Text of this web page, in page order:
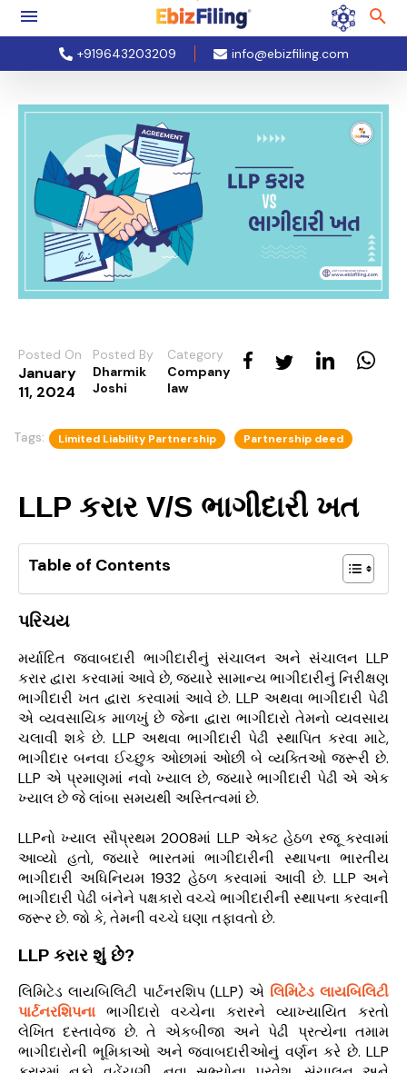
+919643203209 info@ebizfiling.com
Posted On
January
11, 2024
Posted By
Dharmik
Joshi
Category
Company
law
Tags: Limited Liability Partnership Partnership deed
LLP કરાર V/S ભાગીદારી ખત
Table of Contents
પરિચય
મર્યાદિત જવાબદારી ભાગીદારીનું સંચાલન અને સંચાલન LLP
કરાર દ્વારા કરવામાં આવે છે, જ્યારે સામાન્ય ભાગીદારીનું નિરીક્ષણ
ભાગીદારી ખત દ્વારા કરવામાં આવે છે. LLP અથવા ભાગીદારી પેઢી
એ વ્યવસાયિક માળખું છે જેના દ્વારા ભાગીદારો તેમનો વ્યવસાય
ચલાવી શકે છે. LLP અથવા ભાગીદારી પેઢી સ્થાપિત કરવા માટે,
ભાગીદાર બનવા ઈચ્છુક ઓછામાં ઓછી બે વ્યક્તિઓ જરૂરી છે.
LLP એ પ્રમાણમાં નવો ખ્યાલ છે, જ્યારે ભાગીદારી પેઢી એ એક
ખ્યાલ છે જે લાંબા સમયથી અસ્તિત્વમાં છે.
LLPનો ખ્યાલ સૌપ્રથમ 2008માં LLP એક્ટ હેઠળ રજૂ કરવામાં
આવ્યો હતો, જ્યારે ભારતમાં ભાગીદારીની સ્થાપના ભારતીય
ભાગીદારી અધિનિયમ 1932 હેઠળ કરવામાં આવી છે. LLP અને
ભાગીદારી પેઢી બંનેને પક્ષકારો વચ્ચે ભાગીદારીની સ્થાપના કરવાની
જરૂર છે. જો કે, તેમની વચ્ચે ઘણા તફાવતો છે.
LLP કરાર શું છે?
લિમિટેડ લાયબિલિટી પાર્ટનરશિપ (LLP) એ લિમિટેડ લાયબિલિટી
પાર્ટનરશિપના ભાગીદારો વચ્ચેના કરારને વ્યાખ્યાયિત કરતો
લેખિત દસ્તાવેજ છે. તે એકબીજા અને પેઢી પ્રત્યેના તમામ
ભાગીદારોની ભૂમિકાઓ અને જવાબદારીઓનું વર્ણન કરે છે. LLP